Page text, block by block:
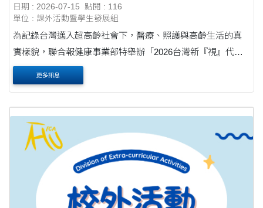
日期 : 2026-07-15
點閱 : 116
單位 : 課外活動暨學生發展組
為記錄台灣邁入超高齡社會下，醫療、照護與高齡生活的真
實樣貌，聯合報健康事業部特舉辦「2026台灣新『視』代攝
影徵件行動」，盼透過全民共創，累積屬於台灣當代醫療照
護之影像紀錄。 本活動徵件期間自中華民....
更多訊息